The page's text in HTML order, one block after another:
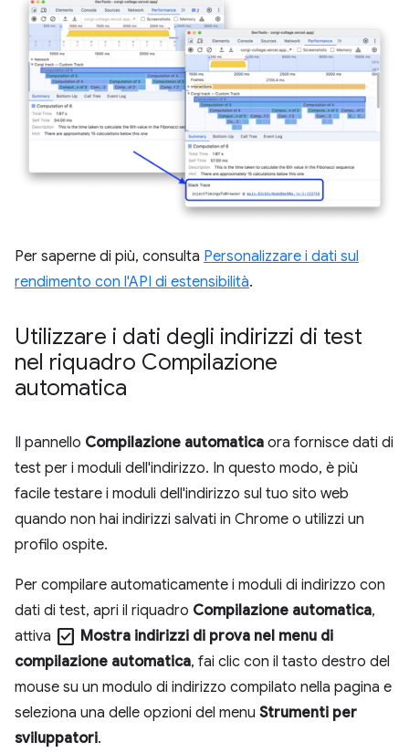
Per saperne di più, consulta Personalizzare i dati sul
rendimento con l'API di estensibilità.
Utilizzare i dati degli indirizzi di test
nel riquadro Compilazione
automatica
Il pannello Compilazione automatica ora fornisce dati di
test per i moduli dell'indirizzo. In questo modo, è più
facile testare i moduli dell'indirizzo sul tuo sito web
quando non hai indirizzi salvati in Chrome o utilizzi un
profilo ospite.
Per compilare automaticamente i moduli di indirizzo con
dati di test, apri il riquadro Compilazione automatica,
attiva check_box Mostra indirizzi di prova nel menu di
compilazione automatica, fai clic con il tasto destro del
mouse su un modulo di indirizzo compilato nella pagina e
seleziona una delle opzioni del menu Strumenti per
sviluppatori.